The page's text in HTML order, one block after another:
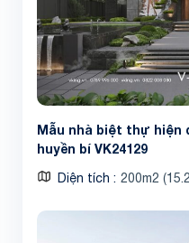
Mẫu nhà biệt thự hiện
huyền bí VK24129
Diện tích 200m2